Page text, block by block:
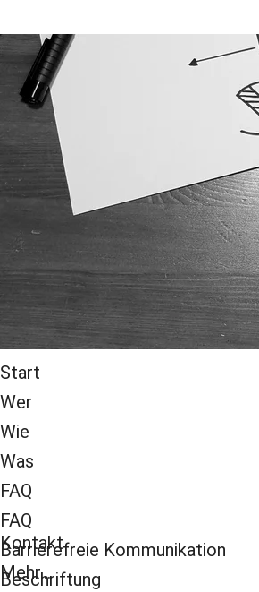
Start
Wer
Wie
Was
FAQ
FAQ
Barrierefreie Kommunikation
Beschriftung
Kontakt
Mehr...